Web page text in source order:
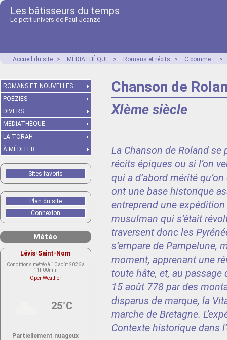
Les bâtisseurs du temps
Le petit univers de Paul Jeanzé
Accueil du site > MÉDIATHÈQUE > Romans et récits > C comme... >
Chanson de
XIème siècle
La Chanson de Roland
récits épiques ou si l’on
qui a d’abord mérité
ont une base historique
entreprend une
musulman qui s’était
traversent donc les
s’empare de Pampelune,
moment, apprenant une
toute hâte, et, au passage
15 août 778 par des
disparus de marque, la
marche de Bretagne.
Contexte historique dans
ROMANS ET NOUVELLES
POÉZIES
DIVERS
MÉDIATHÈQUE
LA TORAH
À MÉDITER
Sites favoris
Plan du site
Connexion
Météo
Lévis-Saint-Nom
Conditions météo à 10 août 2026 à
11h00min
OpenWeather
25°C
Partiellement nuageux